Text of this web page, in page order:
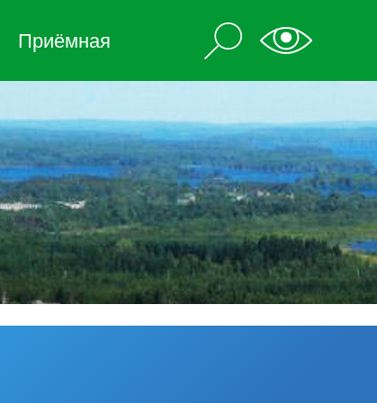
Приёмная